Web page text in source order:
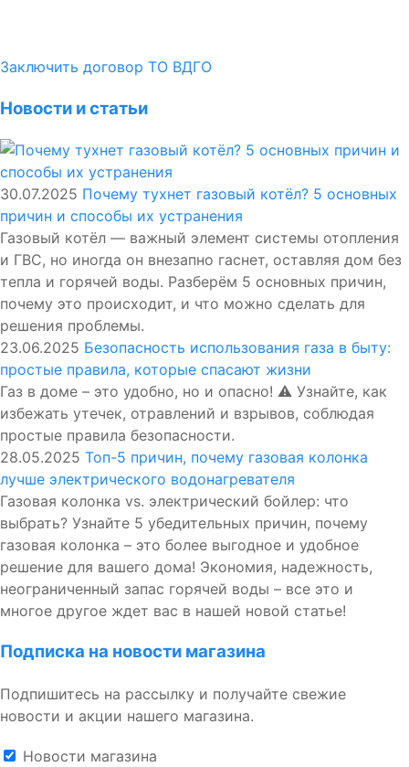
Заключить договор ТО ВДГО
Новости и статьи
30.07.2025 Почему тухнет газовый котёл? 5 основных
причин и способы их устранения
Газовый котёл — важный элемент системы отопления
и ГВС, но иногда он внезапно гаснет, оставляя дом без
тепла и горячей воды. Разберём 5 основных причин,
почему это происходит, и что можно сделать для
решения проблемы.
23.06.2025 Безопасность использования газа в быту:
простые правила, которые спасают жизни
Газ в доме – это удобно, но и опасно! ⚠️ Узнайте, как
избежать утечек, отравлений и взрывов, соблюдая
простые правила безопасности.
28.05.2025 Топ-5 причин, почему газовая колонка
лучше электрического водонагревателя
Газовая колонка vs. электрический бойлер: что
выбрать? Узнайте 5 убедительных причин, почему
газовая колонка – это более выгодное и удобное
решение для вашего дома! Экономия, надежность,
неограниченный запас горячей воды – все это и
многое другое ждет вас в нашей новой статье!
Подписка на новости магазина
Подпишитесь на рассылку и получайте свежие
новости и акции нашего магазина.
Новости магазина